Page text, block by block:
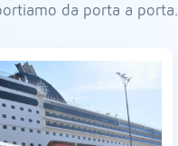
da porta a porta.